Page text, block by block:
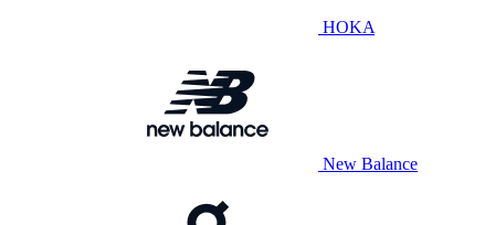
HOKA
New Balance